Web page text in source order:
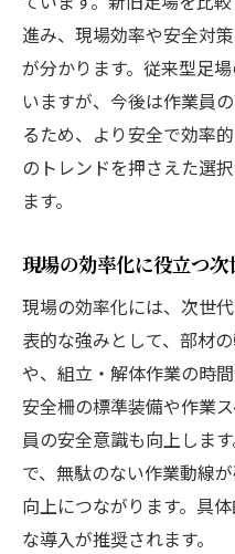
進み、現場効率や安全対
が分かります。従来型足
いますが、今後は作業員
るため、より安全で効率
のトレンドを押さえた選
ます。
現場の効率化に役立つ
現場の効率化には、次世
表的な強みとして、部材
や、組立・解体作業の時
安全柵の標準装備や作業
員の安全意識も向上しま
で、無駄のない作業動線
向上につながります。具
な導入が推奨されます。